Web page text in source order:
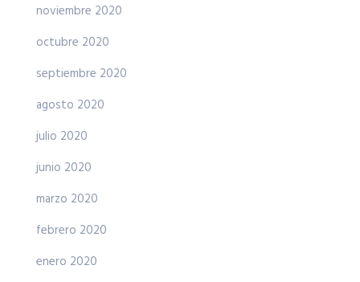
noviembre 2020
octubre 2020
septiembre 2020
agosto 2020
julio 2020
junio 2020
marzo 2020
febrero 2020
enero 2020